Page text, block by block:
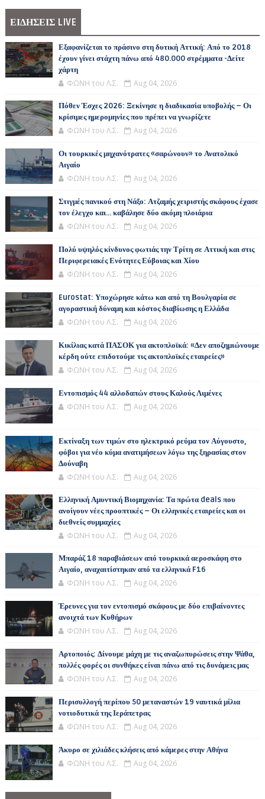
ΕΙΔΗΣΕΙΣ LIVE
Εξαφανίζεται το πράσινο στη δυτική Αττική: Από το 2018
έχουν γίνει στάχτη πάνω από 480.000 στρέμματα -Δείτε
χάρτη
ΦΩΝΗ του Λ.Σ. Aug 04, 2026
Πόθεν Έσχες 2026: Ξεκίνησε η διαδικασία υποβολής – Οι
κρίσιμες ημερομηνίες που πρέπει να γνωρίζετε
ΦΩΝΗ του Λ.Σ. Aug 04, 2026
Οι τουρκικές μηχανότρατες «σαρώνουν» το Ανατολικό
Αιγαίο
ΦΩΝΗ του Λ.Σ. Aug 04, 2026
Στιγμές πανικού στη Νάξο: Ατζαμής χειριστής σκάφους έχασε
τον έλεγχο και... καβάλησε δύο ακόμη πλοιάρια
ΦΩΝΗ του Λ.Σ. Aug 04, 2026
Πολύ υψηλός κίνδυνος φωτιάς την Τρίτη σε Αττική και στις
Περιφερειακές Ενότητες Εύβοιας και Χίου
ΦΩΝΗ του Λ.Σ. Aug 04, 2026
Eurostat: Υποχώρησε κάτω και από τη Βουλγαρία σε
αγοραστική δύναμη και κόστος διαβίωσης η Ελλάδα
ΦΩΝΗ του Λ.Σ. Aug 04, 2026
Κικίλιας κατά ΠΑΣΟΚ για ακτοπλοϊκά: «Δεν αποζημιώνουμε
κέρδη ούτε επιδοτούμε τις ακτοπλοϊκές εταιρείες»
ΦΩΝΗ του Λ.Σ. Aug 04, 2026
Εντοπισμός 44 αλλοδαπών στους Καλούς Λιμένες
ΦΩΝΗ του Λ.Σ. Aug 04, 2026
Εκτίναξη των τιμών στο ηλεκτρικό ρεύμα τον Αύγουστο,
φόβοι για νέο κύμα ανατιμήσεων λόγω της ξηρασίας στον
Δούναβη
ΦΩΝΗ του Λ.Σ. Aug 04, 2026
Ελληνική Αμυντική Βιομηχανία: Τα πρώτα deals που
ανοίγουν νέες προοπτικές – Οι ελληνικές εταιρείες και οι
διεθνείς συμμαχίες
ΦΩΝΗ του Λ.Σ. Aug 04, 2026
Μπαράζ 18 παραβιάσεων από τουρκικά αεροσκάφη στο
Αιγαίο, αναχαιτίστηκαν από τα ελληνικά F16
ΦΩΝΗ του Λ.Σ. Aug 04, 2026
Έρευνες για τον εντοπισμό σκάφους με δύο επιβαίνοντες
ανοιχτά των Κυθήρων
ΦΩΝΗ του Λ.Σ. Aug 04, 2026
Αρτοποιός: Δίνουμε μάχη με τις αναζωπυρώσεις στην Ψάθα,
πολλές φορές οι συνθήκες είναι πάνω από τις δυνάμεις μας
ΦΩΝΗ του Λ.Σ. Aug 04, 2026
Περισυλλογή περίπου 50 μεταναστών 19 ναυτικά μίλια
νοτιοδυτικά της Ιεράπετρας
ΦΩΝΗ του Λ.Σ. Aug 04, 2026
Άκυρο σε χιλιάδες κλήσεις από κάμερες στην Αθήνα
ΦΩΝΗ του Λ.Σ. Aug 04, 2026